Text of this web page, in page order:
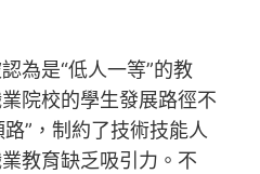
為是“低人一等”的教
院校的學生發展路徑不
路”，制約了技術技能人
教育缺乏吸引力。不